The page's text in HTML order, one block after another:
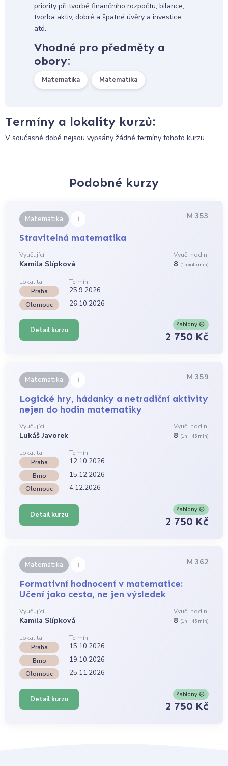
priority při tvorbě finančního rozpočtu, bilance,
tvorba aktiv, dobré a špatné úvěry a investice,
atd.
Vhodné pro předměty a
obory:
Matematika Matematika
Termíny a lokality kurzů:
V současné době nejsou vypsány žádné termíny tohoto kurzu.
Podobné kurzy
Matematika i M 353
Stravitelná matematika
Vyučující:
Kamila Slípková
Vyuč. hodin:
8 (1h = 45 min)
Lokalita:
Termín:
Praha
25.9.2026
Olomouc 26.10.2026
Detail kurzu
šablony
2 750 Kč
Matematika i M 359
Logické hry, hádanky a netradiční aktivity
nejen do hodin matematiky
Vyučující:
Lukáš Javorek
Vyuč. hodin:
8 (1h = 45 min)
Lokalita:
Termín:
Praha
12.10.2026
Brno 15.12.2026
Olomouc 4.12.2026
Detail kurzu
šablony
2 750 Kč
Matematika i M 362
Formativní hodnocení v matematice:
Učení jako cesta, ne jen výsledek
Vyučující:
Kamila Slípková
Vyuč. hodin:
8 (1h = 45 min)
Lokalita:
Termín:
Praha
15.10.2026
Brno 19.10.2026
Olomouc 25.11.2026
Detail kurzu
šablony
2 750 Kč